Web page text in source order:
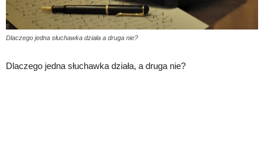
Dlaczego jedna słuchawka działa a druga nie?
Dlaczego jedna słuchawka działa, a druga nie?